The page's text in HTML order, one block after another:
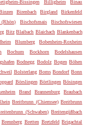
Bissingen Billigheim
Binau
Birenbach Birgland
Birkenfeld
Bischofsmais
Bischofswiesen
Bitz Blaibach Blaichach Blankenbach
Blumberg
Bobenheim-Roxheim
Bochum Bockhorn
Bodelshausen
Bodnegg Bodolz Bogen Böhen
Bolsterlang Boms Bondorf Bonn
Börslingen Börtlingen Bösingen
Brand Brannenburg
Braubach
Breitbrunn (Chiemsee) Breitbrunn
(Schwaben) Breitengüßbach
Brennberg Bretten Bretzfeld Brigachtal